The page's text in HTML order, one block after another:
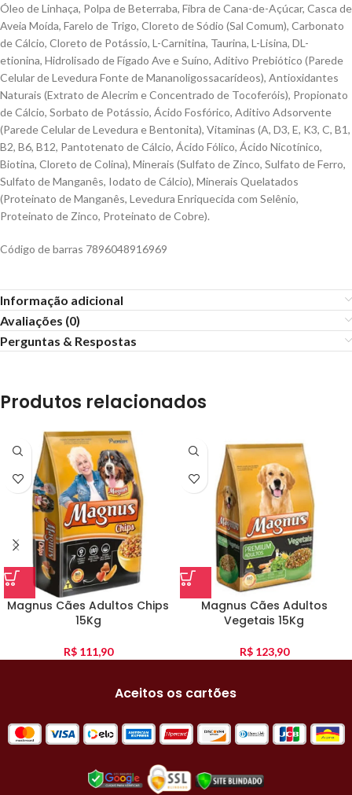
Óleo de Linhaça, Polpa de Beterraba, Fibra de Cana-de-Açúcar, Casca de
Aveia Moída, Farelo de Trigo, Cloreto de Sódio (Sal Comum), Carbonato
de Cálcio, Cloreto de Potássio, L-Carnitina, Taurina, L-Lisina, DL-
etionina, Hidrolisado de Fígado Ave e Suíno, Aditivo Prebiótico (Parede
Celular de Levedura Fonte de Mananoligossacarídeos), Antioxidantes
Naturais (Extrato de Alecrim e Concentrado de Tocoferóis), Propionato
de Cálcio, Sorbato de Potássio, Ácido Fosfórico, Aditivo Adsorvente
(Parede Celular de Levedura e Bentonita), Vitaminas (A, D3, E, K3, C, B1,
B2, B6, B12, Pantotenato de Cálcio, Ácido Fólico, Ácido Nicotínico,
Biotina, Cloreto de Colina), Minerais (Sulfato de Zinco, Sulfato de Ferro,
Sulfato de Manganês, Iodato de Cálcio), Minerais Quelatados
(Proteinato de Manganês, Levedura Enriquecida com Selênio,
Proteinato de Zinco, Proteinato de Cobre).
Código de barras 7896048916969
Informação adicional
Avaliações (0)
Perguntas & Respostas
Produtos relacionados
Magnus Cães Adultos Chips
15Kg
R$111,90
Magnus Cães Adultos
Vegetais 15Kg
R$123,90
Aceitos os cartões